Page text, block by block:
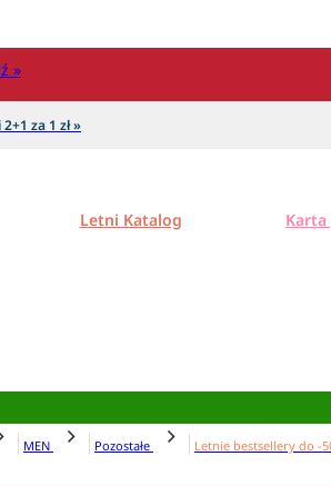
»
za 1 zł »
Letni Katalog
MEN Pozostałe Letnie bestsellery do -